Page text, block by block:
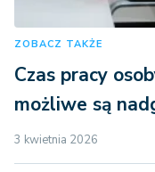
ZOBACZ TAKŻE
Czas pracy
możliwe są
3 kwietnia 2026